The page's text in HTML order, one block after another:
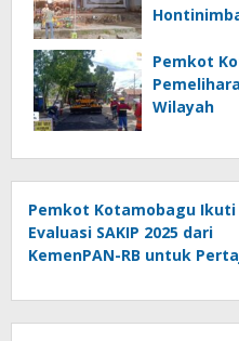
Pemkot
Wilayah
Pemkot Kotamobagu Ikuti
Evaluasi SAKIP 2025 dari
KemenPAN-RB untuk